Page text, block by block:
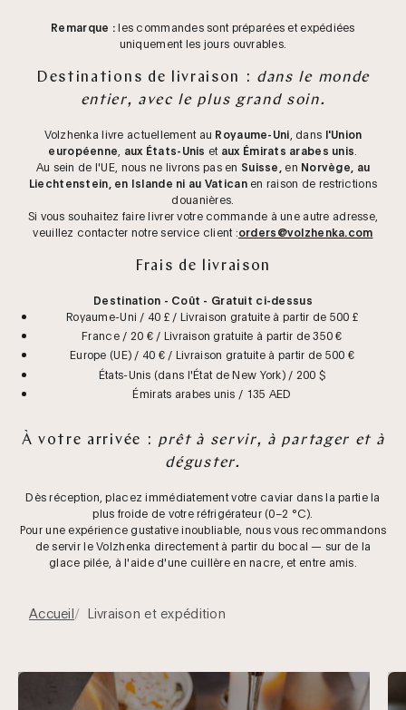
Remarque :les commandes sont préparées et expédiées
uniquement les jours ouvrables.
Destinations de livraison : dans le monde
entier, avec le plus grand soin.
Volzhenka livre actuellement au Royaume-Uni, dans l'Union
européenne, aux États-Unis et aux Émirats arabes unis.
Au sein de l'UE, nous ne livrons pas en Suisse,en Norvège, au
Liechtenstein, en Islande ni au Vaticanen raison de restrictions
douanières.
Si vous souhaitez faire livrer votre commande à une autre adresse,
veuillez contacter notre service client :orders@volzhenka.com
Frais de livraison
Destination - Coût - Gratuit ci-dessus
Royaume-Uni / 40 £ / Livraison gratuite à partir de 500 £
France / 20 € / Livraison gratuite à partir de 350 €
Europe (UE) / 40 € / Livraison gratuite à partir de 500 €
États-Unis (dans l'État de New York) / 200 $
Émirats arabes unis / 135 AED
À votre arrivée : prêt à servir, à partager et à
déguster.
Dès réception, placez immédiatement votre caviar dans la partie la
plus froide de votre réfrigérateur (0–2 °C).
Pour une expérience gustative inoubliable, nous vous recommandons
de servir le Volzhenka directement à partir du bocal — sur de la
glace pilée, à l'aide d'une cuillère en nacre, et entre amis.
Accueil Livraison et expédition